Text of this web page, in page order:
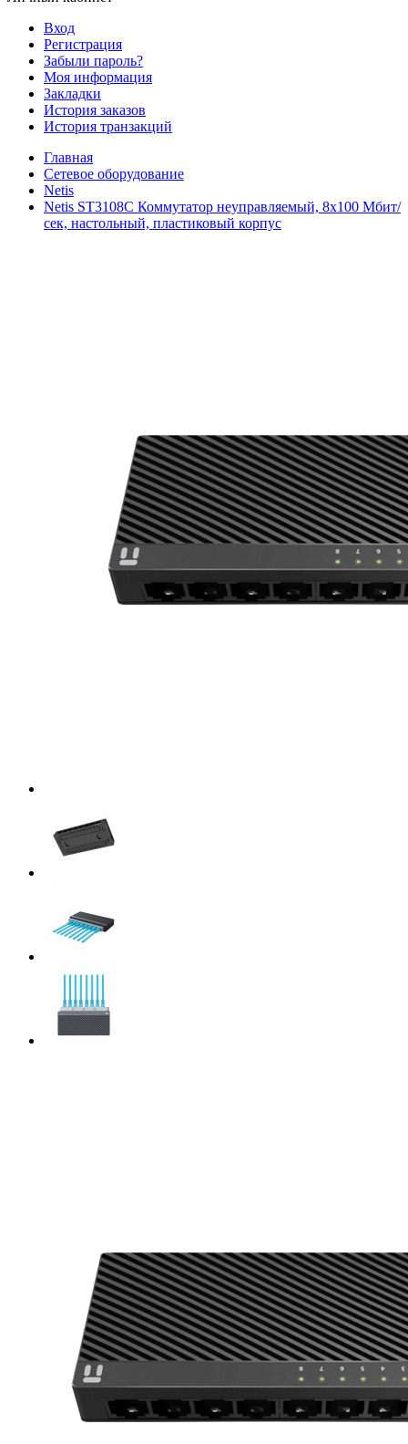
Вход
Регистрация
Забыли пароль?
Моя информация
Закладки
История заказов
История транзакций
Главная
Сетевое оборудование
Netis
Netis ST3108C Коммутатор неуправляемый, 8х100 Мбит/
сек, настольный, пластиковый корпус